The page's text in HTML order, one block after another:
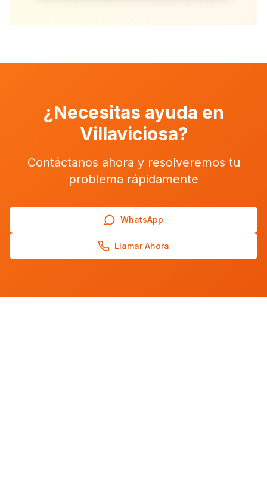
¿Necesitas ayuda en
Villaviciosa?
Contáctanos ahora y resolveremos tu
problema rápidamente
WhatsApp
Llamar Ahora